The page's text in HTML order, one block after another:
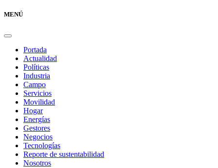
MENÚ
Portada
Actualidad
Políticas
Industria
Campo
Servicios
Movilidad
Hogar
Energías
Gestores
Negocios
Tecnologías
Reporte de sustentabilidad
Nosotros